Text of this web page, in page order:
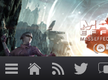
Direkt zum Inhalt